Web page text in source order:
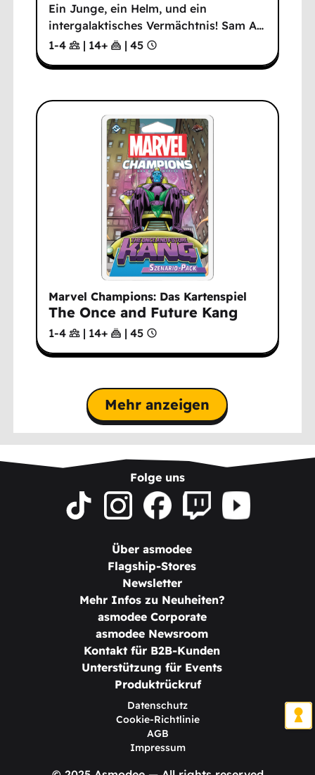
Ein Junge, ein Helm, und ein
intergalaktisches Vermächtnis! Sam A…
1-4
| 14+ | 45
Marvel Champions: Das Kartenspiel
The Once and Future Kang
1-4 | 14+ | 45
Mehr anzeigen
Folge uns
Über asmodee
Flagship-Stores
Newsletter
Mehr Infos zu Neuheiten?
asmodee Corporate
asmodee Newsroom
Kontakt für B2B-Kunden
Unterstützung für Events
Produktrückruf
Datenschutz
Cookie-Richtlinie
AGB
Impressum